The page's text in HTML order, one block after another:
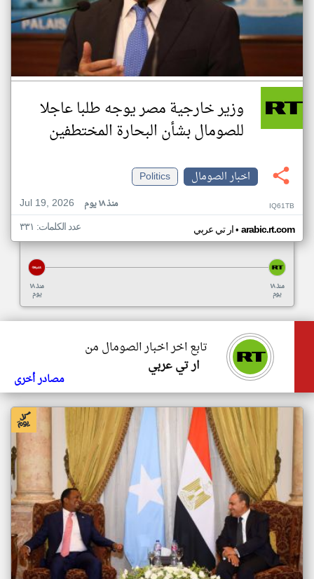
وزير خارجية مصر يوجه طلبا عاجلا
للصومال بشأن البحارة المختطفين
اخبار الصومال
Politics
Jul 19, 2026
منذ ١٨ يوم IQ61TB
ار تي عربي• arabic.rt.com عدد الكلمات: ٣٣١
منذ ١٨
يوم
منذ ١٨
يوم
تابع اخر اخبار الصومال من
ار تي عربي
مصادر أخرى